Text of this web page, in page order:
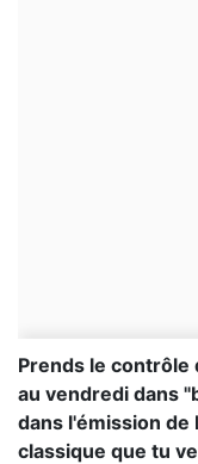
Prends le contrôle
au vendredi dans
dans l'émission
classique que tu